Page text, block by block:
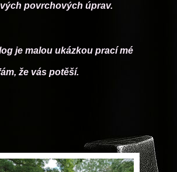
povrchových úprav.
je malou ukázkou prací mé
že vás potěší.